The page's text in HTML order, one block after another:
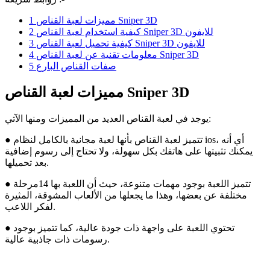
1
مميزات لعبة القناص Sniper 3D
2
كيفية استخدام لعبة القناص Sniper 3D للايفون
3
كيفية تحميل لعبة القناص Sniper 3D للايفون
4
معلومات تقنية عن لعبة القناص Sniper 3D
5 صفات القناص البارع
مميزات لعبة القناص Sniper 3D
يوجد في لعبة القناص العديد من المميزات ومنها الآتي:
● تتميز لعبة القناص بأنها لعبة مجانية بالكامل لنظام ios، أي أنه
يمكنك تثبيتها على هاتفك بكل سهولة، ولا تحتاج إلى رسوم إضافية
بعد تحميلها.
● تتميز اللعبة بوجود مهمات متنوعة، حيث أن اللعبة بها 14مرحلة
مختلفة عن بعضها، وهذا ما يجعلها من الألعاب المشوقة، المثيرة
لفكر اللاعب.
● تحتوي اللعبة على واجهة ذات جودة عالية، كما تتميز بوجود
رسومات ذات جاذبية عالية.